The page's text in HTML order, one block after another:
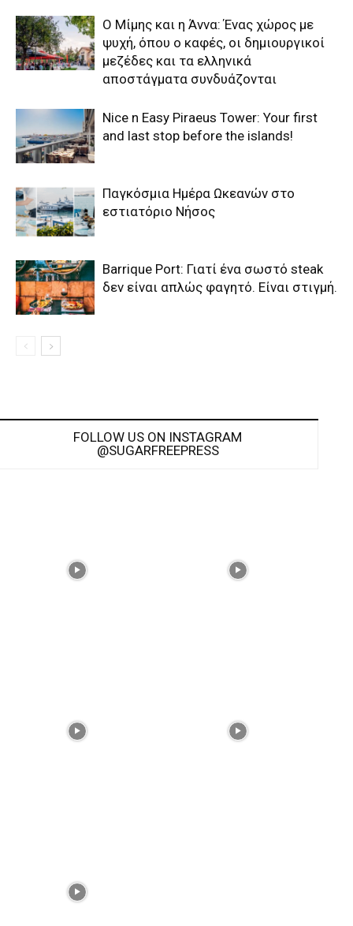
Ο Μίμης και η Άννα: Ένας χώρος με
ψυχή, όπου ο καφές, οι δημιουργικοί
μεζέδες και τα ελληνικά
αποστάγματα συνδυάζονται
Nice n Easy Piraeus Tower: Your first
and last stop before the islands!
Παγκόσμια Ημέρα Ωκεανών στο
εστιατόριο Νήσος
Barrique Port: Γιατί ένα σωστό steak
δεν είναι απλώς φαγητό. Είναι στιγμή.
FOLLOW US ON INSTAGRAM
@SUGARFREEPRESS